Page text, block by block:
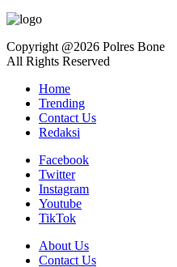
Copyright @2026 Polres Bone
All Rights Reserved
Home
Trending
Contact Us
Redaksi
Facebook
Twitter
Instagram
Youtube
TikTok
About Us
Contact Us